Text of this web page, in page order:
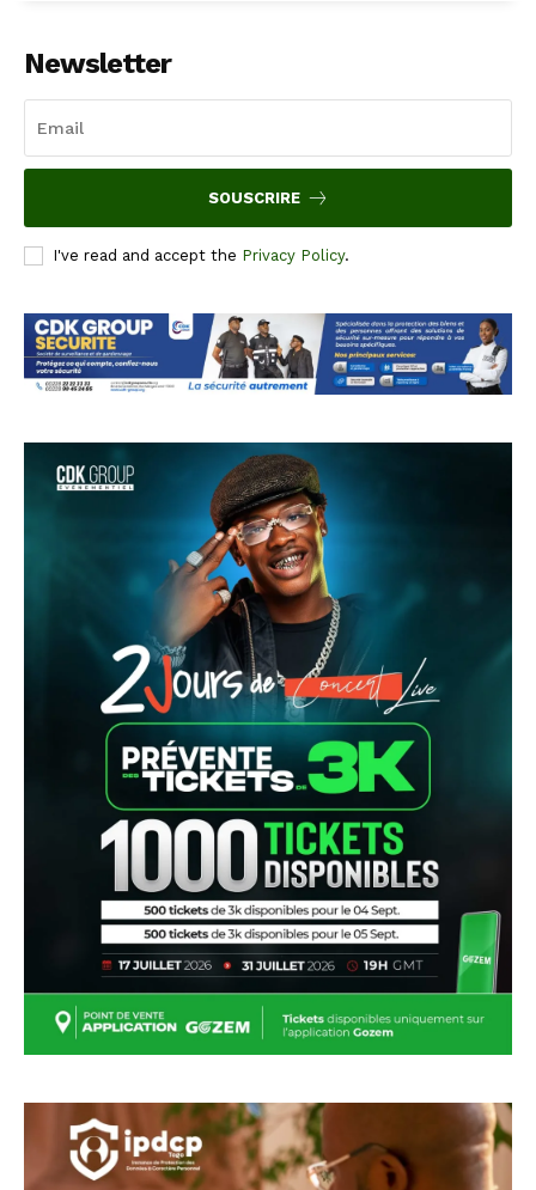
Newsletter
SOUSCRIRE
I've read and accept the Privacy Policy.